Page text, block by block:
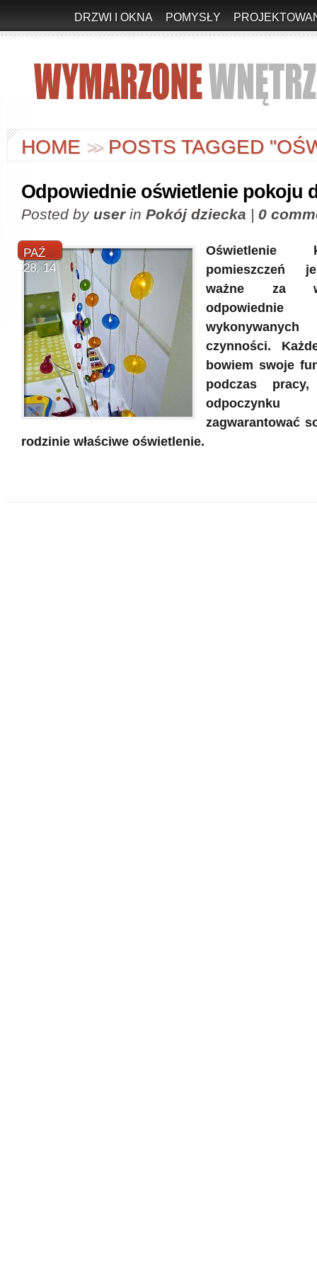
DRZWI I OKNA POMYSŁY
HOME >>POSTS TAGGED
Odpowiednie oświetlenie pokoju
Posted by userin Pokój dziecka | 0
PAŹ
28, 14
Oświetlenie
pomieszczeń
ważne za
czynności.
bowiem swoje
podczas
zagwarantować
rodzinie właściwe oświetlenie.